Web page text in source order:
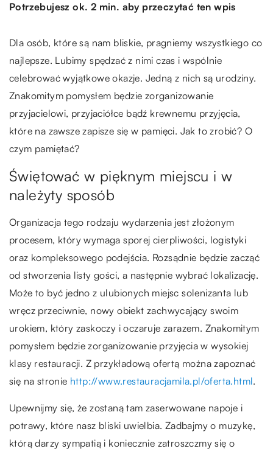
Potrzebujesz ok. 2 min. aby przeczytać ten wpis
Dla osób, które są nam bliskie, pragniemy wszystkiego co
najlepsze. Lubimy spędzać z nimi czas i wspólnie
celebrować wyjątkowe okazje. Jedną z nich są urodziny.
Znakomitym pomysłem będzie zorganizowanie
przyjacielowi, przyjaciółce bądź krewnemu przyjęcia,
które na zawsze zapisze się w pamięci. Jak to zrobić? O
czym pamiętać?
Świętować w pięknym miejscu i w
należyty sposób
Organizacja tego rodzaju wydarzenia jest złożonym
procesem, który wymaga sporej cierpliwości, logistyki
oraz kompleksowego podejścia. Rozsądnie będzie zacząć
od stworzenia listy gości, a następnie wybrać lokalizację.
Może to być jedno z ulubionych miejsc solenizanta lub
wręcz przeciwnie, nowy obiekt zachwycający swoim
urokiem, który zaskoczy i oczaruje zarazem. Znakomitym
pomysłem będzie zorganizowanie przyjęcia w wysokiej
klasy restauracji. Z przykładową ofertą można zapoznać
się na stronie http://www.restauracjamila.pl/oferta.html.
Upewnijmy się, że zostaną tam zaserwowane napoje i
potrawy, które nasz bliski uwielbia. Zadbajmy o muzykę,
którą darzy sympatią i koniecznie zatroszczmy się o